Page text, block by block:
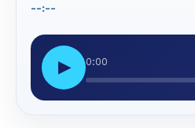
--:--
▶ 0:00